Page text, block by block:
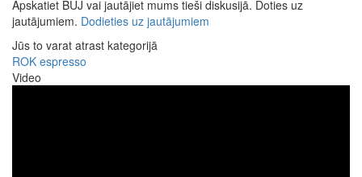
Apskatiet BUJ vai jautājiet mums tieši diskusijā. Doties uz
jautājumiem. Dodieties uz jautājumiem
Jūs to varat atrast kategorijā
ROK espresso
Video